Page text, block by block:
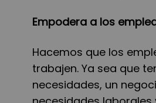
Empodera a los
Hacemos que los
trabajen. Ya sea que
necesidades, un